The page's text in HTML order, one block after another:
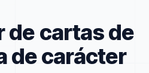
de cartas de
de carácter